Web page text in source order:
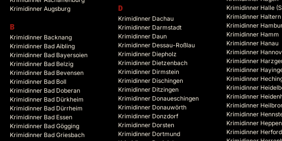
Krimidinner Augsburg
B
Krimidinner Backnang
Krimidinner Bad Aibling
Krimidinner Bad Bayersoien
Krimidinner Bad Belzig
Krimidinner Bad Bevensen
Krimidinner Bad Boll
Krimidinner Bad Doberan
Krimidinner Bad Dürkheim
Krimidinner Bad Dürrheim
Krimidinner Bad Essen
Krimidinner Bad Gögging
Krimidinner Bad Griesbach
D
Krimidinner Dachau
Krimidinner Darmstadt
Krimidinner Daun
Krimidinner Dessau-Roßlau
Krimidinner Diepholz
Krimidinner Dietzenbach
Krimidinner Dirmstein
Krimidinner Dischingen
Krimidinner Ditzingen
Krimidinner Donaueschingen
Krimidinner Donauwörth
Krimidinner Donzdorf
Krimidinner Dorsten
Krimidinner Dortmund
Krimidinner Halle
Krimidinner Haltern
Krimidinner
Krimidinner Hamm
Krimidinner Hanau
Krimidinner
Krimidinner
Krimidinner
Krimidinner
Krimidinner
Krimidinner
Krimidinner
Krimidinner
Krimidinner
Krimidinner Herford